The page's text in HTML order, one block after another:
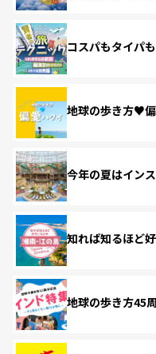
コスパもタイパ
地球の歩き方♥
今年の夏はイン
知れば知るほど
地球の歩き方45